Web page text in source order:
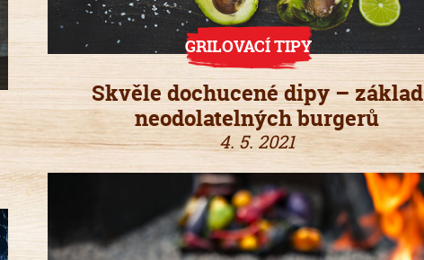
GRILOVACÍ TIPY
Skvěle dochucené dipy – základ
neodolatelných burgerů
4. 5. 2021